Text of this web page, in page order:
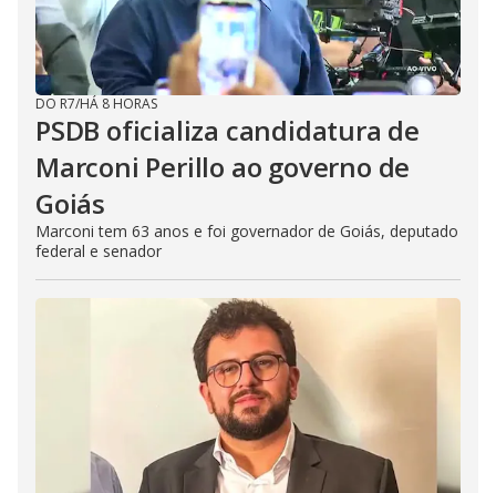
DO R7/HÁ 8 HORAS
PSDB oficializa candidatura de
Marconi Perillo ao governo de
Goiás
Marconi tem 63 anos e foi governador de Goiás, deputado
federal e senador